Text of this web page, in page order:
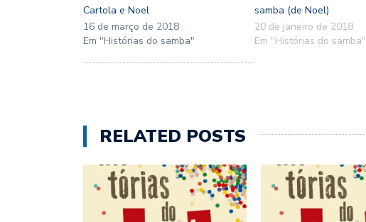
Cartola e Noel
16 de março de 2018
Em "Histórias do samba"
samba (de Noel)
20 de janeiro de 2018
Em "Histórias do samba"
RELATED POSTS